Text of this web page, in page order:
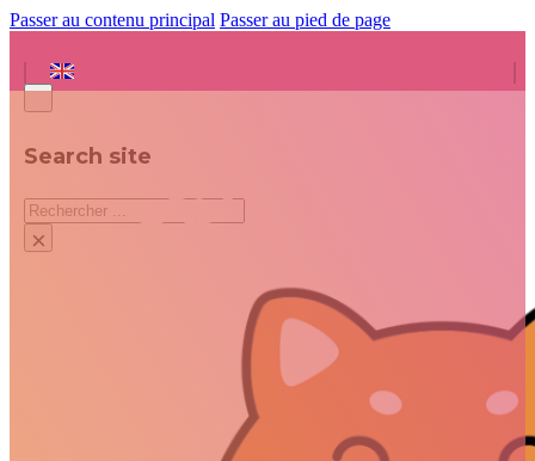
Passer au contenu principal Passer au pied de page
Search site
Rechercher
×